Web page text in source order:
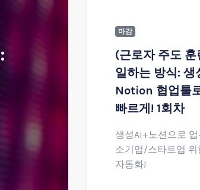
마감
(근로자 주도
일하는 방식:
Notion 협업툴
빠르게! 1회차
생성AI+노션으로
소기업/스타트업 위
자동화!